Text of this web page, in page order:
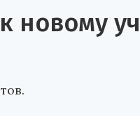
новому